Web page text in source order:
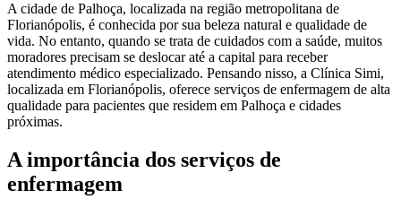
A cidade de Palhoça, localizada na região metropolitana de
Florianópolis, é conhecida por sua beleza natural e qualidade de
vida. No entanto, quando se trata de cuidados com a saúde, muitos
moradores precisam se deslocar até a capital para receber
atendimento médico especializado. Pensando nisso, a Clínica Simi,
localizada em Florianópolis, oferece serviços de enfermagem de alta
qualidade para pacientes que residem em Palhoça e cidades
próximas.
A importância dos serviços de
enfermagem